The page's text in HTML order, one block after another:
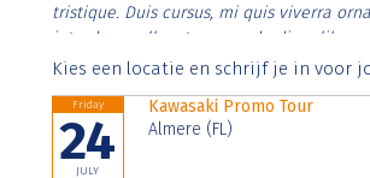
tristique. Duis cursus, mi quis viverra
interdum nulla, ut commodo diam libero
Aenean faucibus nibh et justo cursus id
Kies een locatie en schrijf je in voor
Friday
24
JULY
Kawasaki Promo Tour
Almere (FL)